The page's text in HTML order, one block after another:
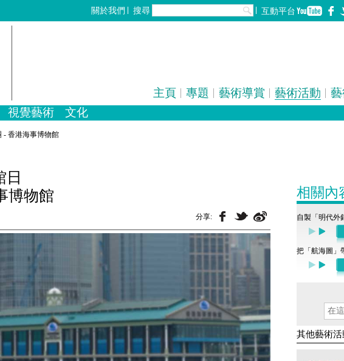
關於我們 搜尋 互動平台
主頁 專題 藝術導賞 藝術活動
視覺藝術 文化
歌劇/音樂劇
設計
文化
- 香港海事博物館
日
博物館
分享:
相關內
自製「明代外
把「航海圖」
其他藝術活